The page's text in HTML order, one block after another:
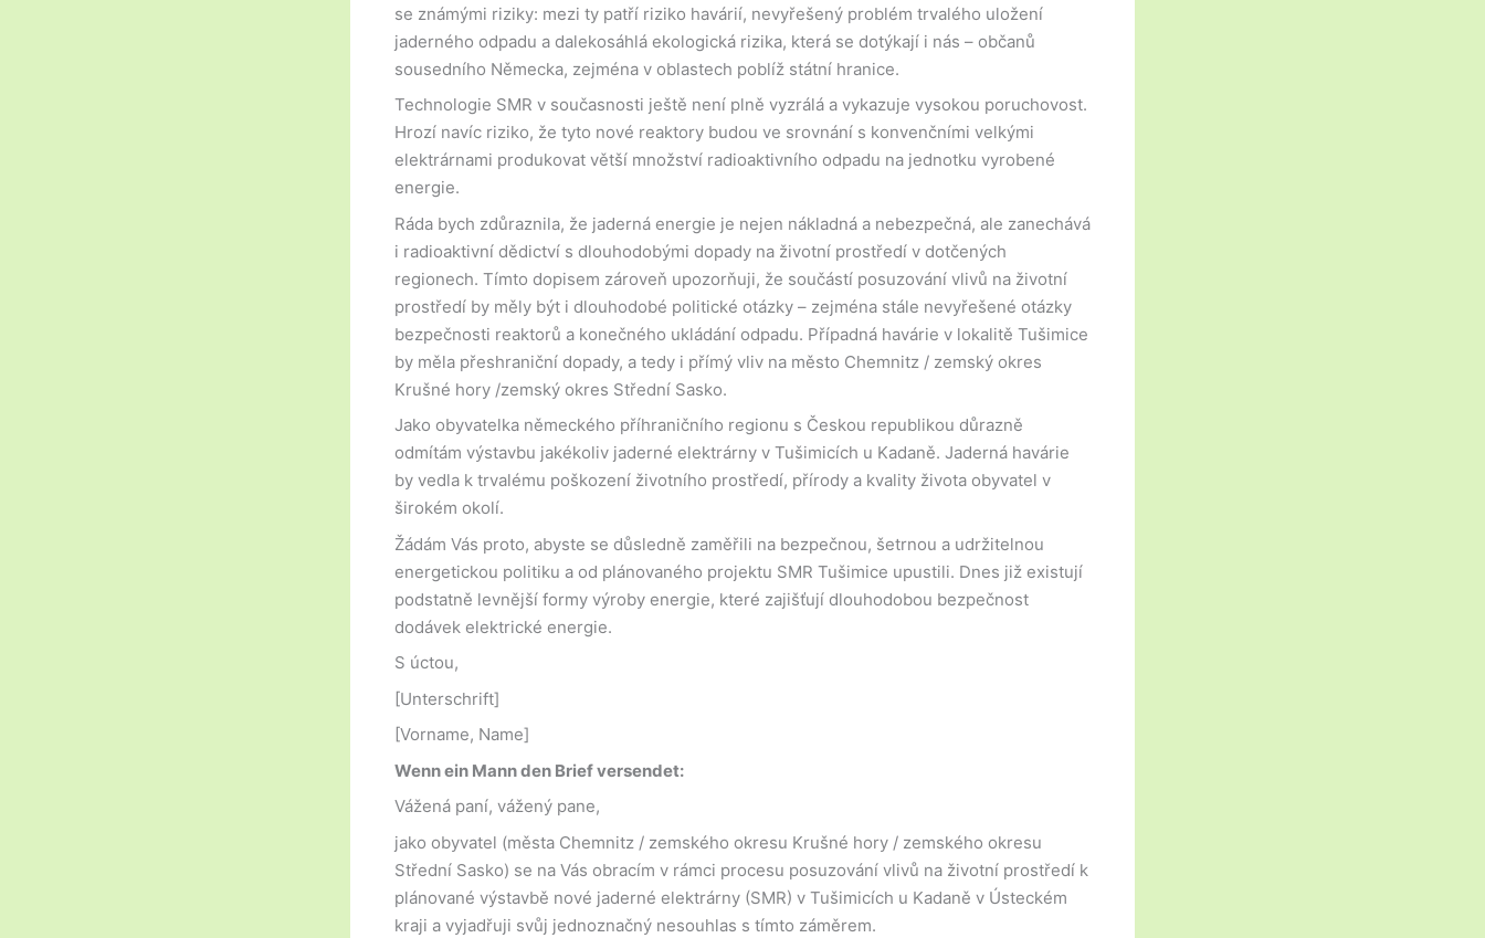
se známými riziky: mezi ty patří riziko havárií, nevyřešený problém trvalého uložení
jaderného odpadu a dalekosáhlá ekologická rizika, která se dotýkají i nás – občanů
sousedního Německa, zejména v oblastech poblíž státní hranice.
Technologie SMR v současnosti ještě není plně vyzrálá a vykazuje vysokou poruchovost.
Hrozí navíc riziko, že tyto nové reaktory budou ve srovnání s konvenčními velkými
elektrárnami produkovat větší množství radioaktivního odpadu na jednotku vyrobené
energie.
Ráda bych zdůraznila, že jaderná energie je nejen nákladná a nebezpečná, ale zanechává
i radioaktivní dědictví s dlouhodobými dopady na životní prostředí v dotčených
regionech. Tímto dopisem zároveň upozorňuji, že součástí posuzování vlivů na životní
prostředí by měly být i dlouhodobé politické otázky – zejména stále nevyřešené otázky
bezpečnosti reaktorů a konečného ukládání odpadu. Případná havárie v lokalitě Tušimice
by měla přeshraniční dopady, a tedy i přímý vliv na město Chemnitz / zemský okres
Krušné hory /zemský okres Střední Sasko.
Jako obyvatelka německého příhraničního regionu s Českou republikou důrazně
odmítám výstavbu jakékoliv jaderné elektrárny v Tušimicích u Kadaně. Jaderná havárie
by vedla k trvalému poškození životního prostředí, přírody a kvality života obyvatel v
širokém okolí.
Žádám Vás proto, abyste se důsledně zaměřili na bezpečnou, šetrnou a udržitelnou
energetickou politiku a od plánovaného projektu SMR Tušimice upustili. Dnes již existují
podstatně levnější formy výroby energie, které zajišťují dlouhodobou bezpečnost
dodávek elektrické energie.
S úctou,
[Unterschrift]
[Vorname, Name]
Wenn ein Mann den Brief versendet:
Vážená paní, vážený pane,
jako obyvatel (města Chemnitz / zemského okresu Krušné hory / zemského okresu
Střední Sasko) se na Vás obracím v rámci procesu posuzování vlivů na životní prostředí k
plánované výstavbě nové jaderné elektrárny (SMR) v Tušimicích u Kadaně v Ústeckém
kraji a vyjadřuji svůj jednoznačný nesouhlas s tímto záměrem.